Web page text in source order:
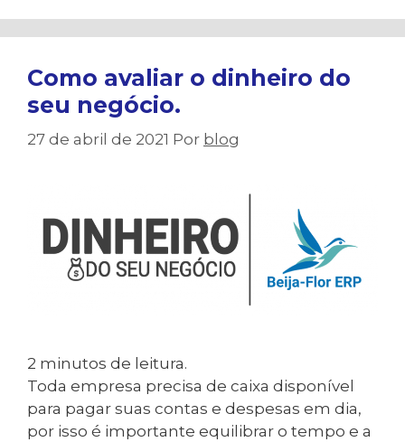
Como avaliar o dinheiro do
seu negócio.
27 de abril de 2021 Por blog
2 minutos de leitura.
Toda empresa precisa de caixa disponível
para pagar suas contas e despesas em dia,
por isso é importante equilibrar o tempo e a